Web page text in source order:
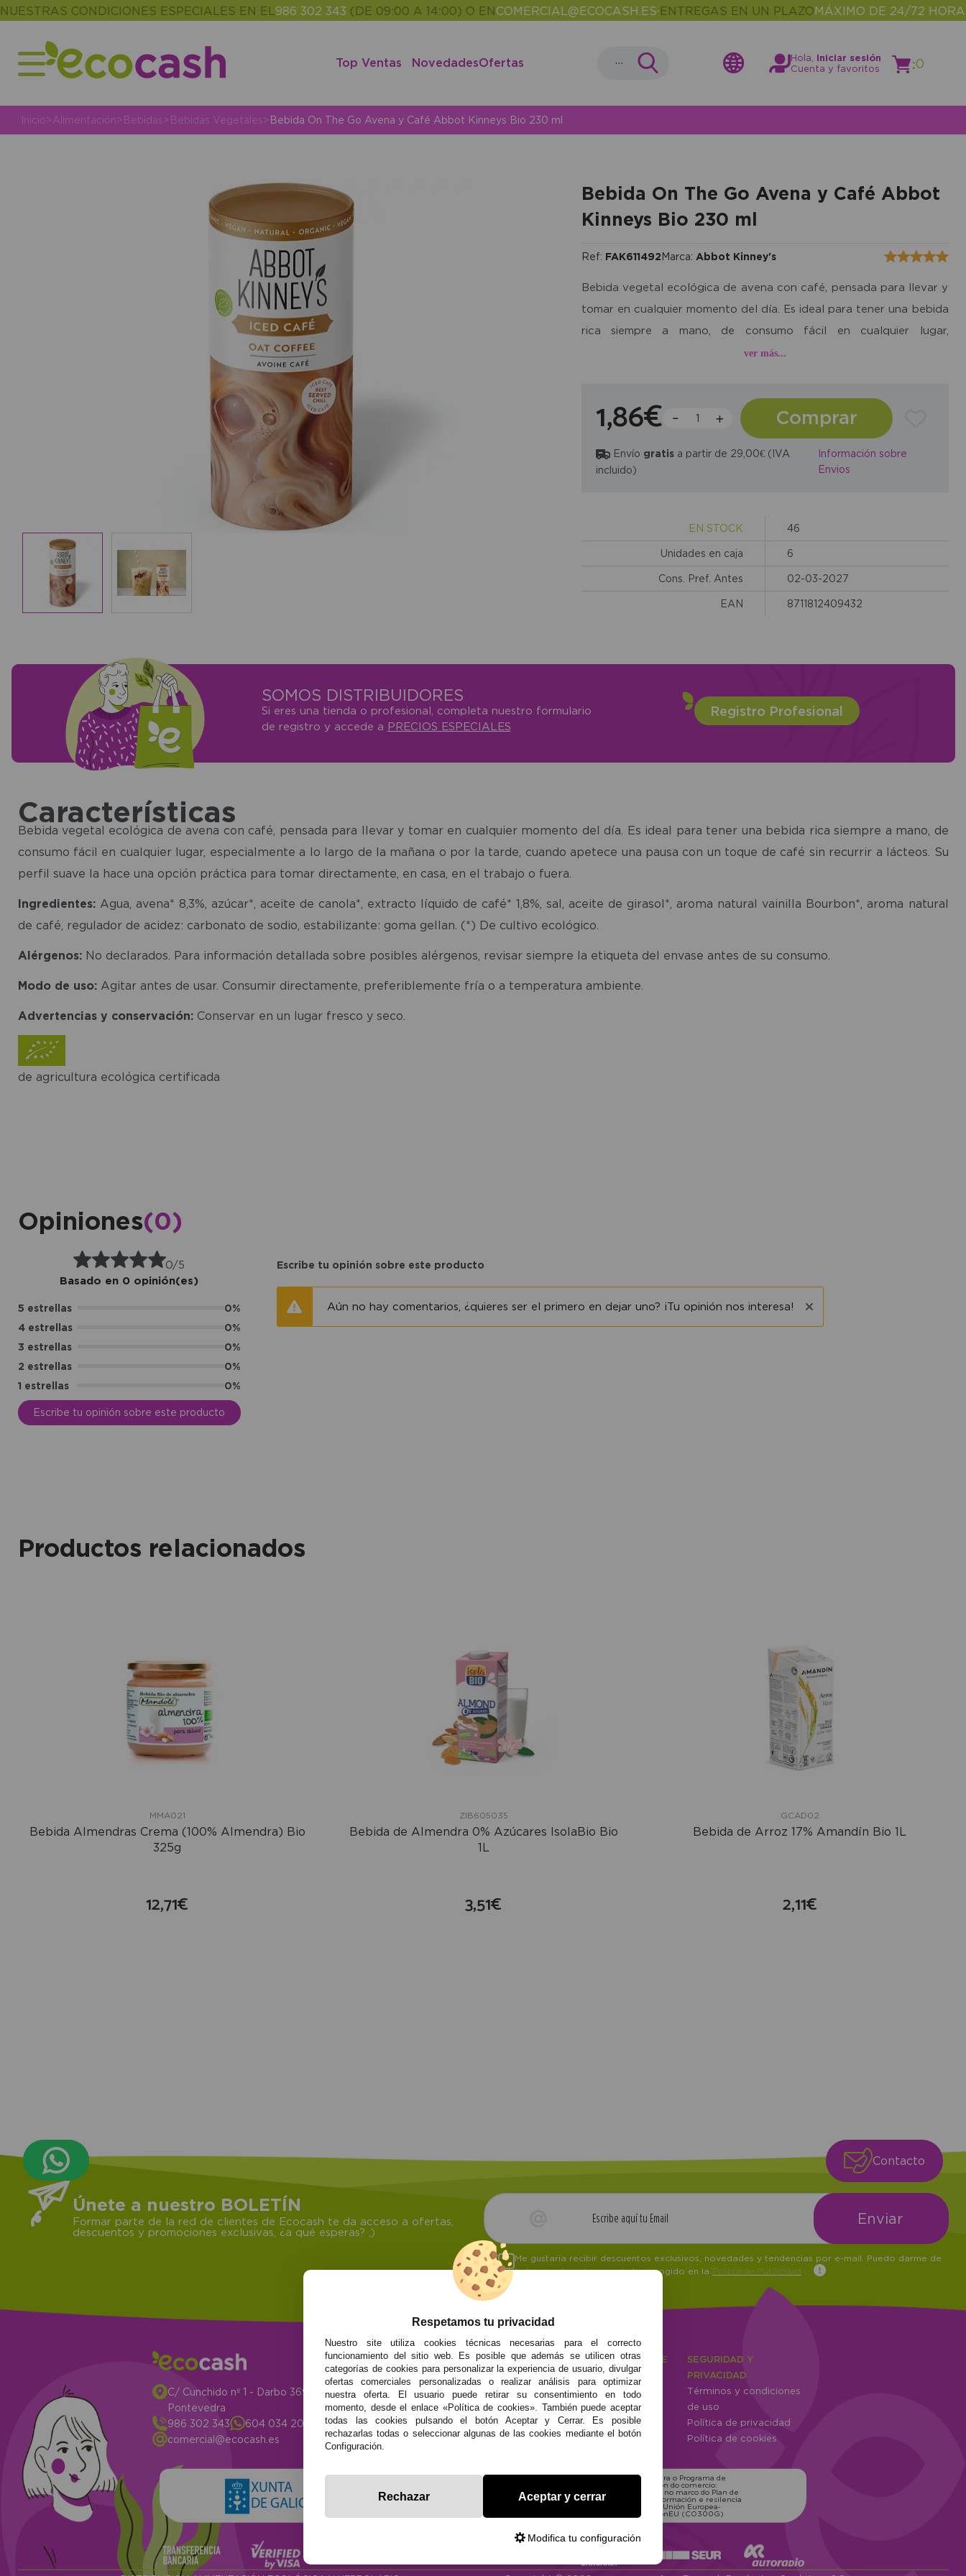
CONDICIONES ESPECIALES EN EL986 302 343 (DE 09:00 A 14:00) O EN COMERCIAL@ECOCASH.ES•ENTREGAS EN UN PLAZOMÁXIMO DE 24/72 HORAS•
Top Ventas NovedadesOfertas ... Hola,
Iniciar sesión
Cuenta y favoritos
:0
Inicio> Alimentación> Bebidas> Bebidas Vegetales> Bebida On The Go Avena y Café Abbot Kinneys Bio 230 ml
Bebida On The Go Avena y Café Abbot
Kinneys Bio 230 ml
Ref: FAK611492 Marca: Abbot Kinney's
Bebida vegetal ecológica de avena con café, pensada para llevar y
tomar en cualquier momento del día. Es ideal para tener una bebida
rica siempre a mano, de consumo fácil en cualquier lugar,
especialmente a lo largo de la mañana o por la tarde, cuando
en casa, en el trabajo o fuera.
ver más...
1,86€ Comprar
Envío gratisa partir de 29,00€ (IVA
incluido)
Información sobre
Envios
EN STOCK 46
Unidades en caja 6
Cons. Pref. Antes 02-03-2027
EAN 8711812409432
SOMOS DISTRIBUIDORES
Si eres una tienda o profesional, completa nuestro formulario
de registro y accede a PRECIOS ESPECIALES
Registro Profesional
Características
Bebida vegetal ecológica de avena con café, pensada para llevar y tomar en cualquier momento del día. Es ideal para tener una bebida rica siempre a mano, de
consumo fácil en cualquier lugar, especialmente a lo largo de la mañana o por la tarde, cuando apetece una pausa con un toque de café sin recurrir a lácteos. Su
perfil suave la hace una opción práctica para tomar directamente, en casa, en el trabajo o fuera.
Ingredientes:Agua, avena* 8,3%, azúcar*, aceite de canola*, extracto líquido de café* 1,8%, sal, aceite de girasol*, aroma natural vainilla Bourbon*, aroma natural
de café, regulador de acidez: carbonato de sodio, estabilizante: goma gellan. (*) De cultivo ecológico.
Alérgenos:No declarados. Para información detallada sobre posibles alérgenos, revisar siempre la etiqueta del envase antes de su consumo.
Modo de uso:Agitar antes de usar. Consumir directamente, preferiblemente fría o a temperatura ambiente.
Advertencias y conservación:Conservar en un lugar fresco y seco.
de agricultura ecológica certificada
Opiniones(0)
0/5
Basado en 0 opinión(es)
5 estrellas
0%
4 estrellas
0%
3 estrellas
0%
2 estrellas
0%
1 estrellas
0%
Escribe tu opinión sobre este producto
Escribe tu opinión sobre este producto
Aún no hay comentarios, ¿quieres ser el primero en dejar uno? ¡Tu opinión nos interesa!
Productos relacionados
MMA021
Bebida Almendras Crema (100% Almendra) Bio
325g
12,71€
ZIB605035
Bebida de Almendra 0% Azúcares IsolaBio Bio
1L
3,51€
GCAD02
Bebida de Arroz 17% Amandín Bio 1L
2,11€
Únete a nuestro BOLETÍN
Formar parte de la red de clientes de Ecocash te da acceso a ofertas,
descuentos y promociones exclusivas, ¿a qué esperas? ;)
Me gustaría recibir descuentos exclusivos, novedades y tendencias por e-mail. Puedo darme de
baja cuando quiera según lo recogido en la Política de Publicidad
C/ Cunchido nº 1 - Darbo 36940 Cangas
Pontevedra
986 302 343
604 034 204
comercial@ecocash.es
NOSOTROS
Quiénes somos
Info
ATENCIÓN AL CLIENTE
Envíos y devoluciones
Formas de pago
Preguntas Frecuentes
Contacto
SEGURIDAD Y
PRIVACIDAD
Términos y condiciones
de uso
Política de privacidad
Política de cookies
XUNTA
DE GALICIA
Unión Europea
Transformación
y Resiliencia
Subvencións para o Programa de
modernización do comercio:
Fondo Tecnolóxico, no marco do Plan de
recuperación, transformación e resilencia
finaciado pola Unión Europea-
NextGenerationEU (CO300G)
Contacto
Respetamos tu privacidad
Nuestro site utiliza cookies técnicas necesarias para el correcto
funcionamiento del sitio web. Es posible que además se utilicen otras
categorías de cookies para personalizar la experiencia de usuario, divulgar
ofertas comerciales personalizadas o realizar análisis para optimizar
nuestra oferta. El usuario puede retirar su consentimiento en todo
momento, desde el enlace «Política de cookies». También puede aceptar
todas las cookies pulsando el botón Aceptar y Cerrar. Es posible
rechazarlas todas o seleccionar algunas de las cookies mediante el botón
Configuración.
Rechazar Aceptar y cerrar
Modifica tu configuración